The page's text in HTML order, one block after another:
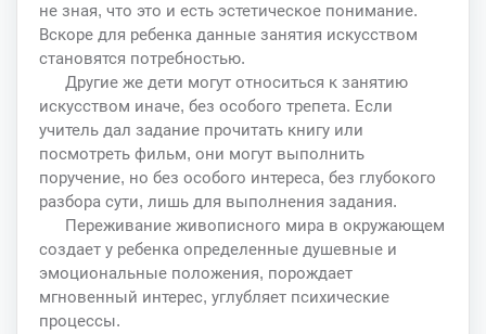
не зная, что это и есть эстетическое понимание.
Вскоре для ребенка данные занятия искусством
становятся потребностью.
Другие же дети могут относиться к занятию
искусством иначе, без особого трепета. Если
учитель дал задание прочитать книгу или
посмотреть фильм, они могут выполнить
поручение, но без особого интереса, без глубокого
разбора сути, лишь для выполнения задания.
Переживание живописного мира в окружающем
создает у ребенка определенные душевные и
эмоциональные положения, порождает
мгновенный интерес, углубляет психические
процессы.